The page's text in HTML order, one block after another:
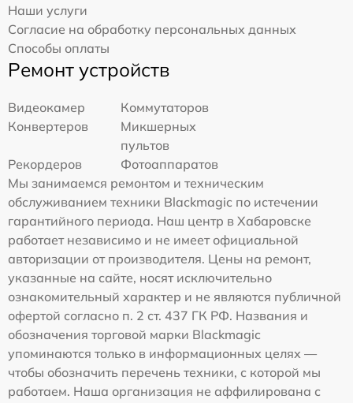
Наши услуги
Согласие на обработку персональных данных
Способы оплаты
Ремонт устройств
Видеокамер
Коммутаторов
Конвертеров
Микшерных
пультов
Рекордеров
Фотоаппаратов
Мы занимаемся ремонтом и техническим
обслуживанием техники Blackmagic по истечении
гарантийного периода. Наш центр в Хабаровске
работает независимо и не имеет официальной
авторизации от производителя. Цены на ремонт,
указанные на сайте, носят исключительно
ознакомительный характер и не являются публичной
офертой согласно п. 2 ст. 437 ГК РФ. Названия и
обозначения торговой марки Blackmagic
упоминаются только в информационных целях —
чтобы обозначить перечень техники, с которой мы
работаем. Наша организация не аффилирована с